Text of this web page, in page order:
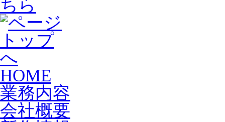
HOME
業務内容
会社概要